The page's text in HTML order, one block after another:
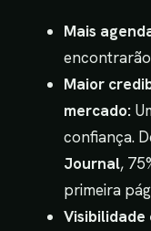
Mais
Maior
mercado:
confiança.
Journal,
primeira